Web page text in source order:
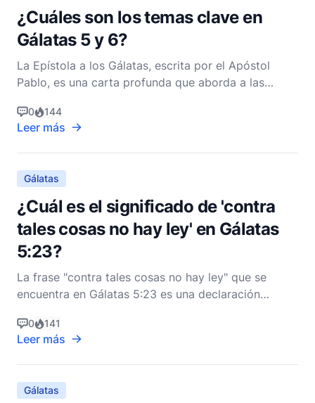
¿Cuáles son los temas clave en
Gálatas 5 y 6?
La Epístola a los Gálatas, escrita por el Apóstol
Pablo, es una carta profunda que aborda a las
capítulos 5 y 6, Pablo profundiza en temas que son
centrales para la vida y espiritualidad cristiana,
enfatizando el contraste entre vivir por el Espírit
0 144
Leer más
Gálatas
¿Cuál es el significado de 'contra
tales cosas no hay ley' en Gálatas
5:23?
La frase "contra tales cosas no hay ley" que se
encuentra en Gálatas 5:23 es una declaración
importantes implicaciones teológicas y prácticas
para los cristianos. Para comprender
completamente su significado, es esencial
considerar el contexto de la cart
0 141
Leer más
Gálatas